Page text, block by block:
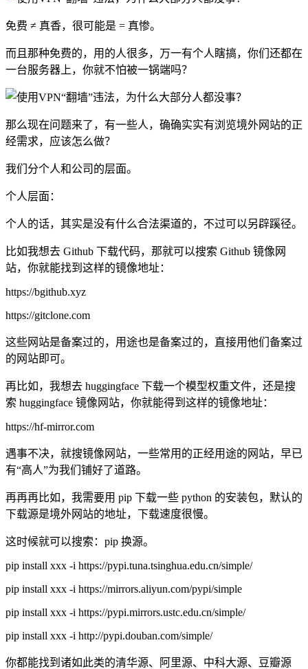
免费 ≠ 真香，很可能是 = 真惨。
而且那种免费的，用的人很多，万一有个人瞎搞，你们还都在
一台服务器上，你就不怕被一锅端吗？
那么现在问题来了，有一些人，确确实实有浏览境外网站的正
经需求，应该怎么做？
我们分个人和公司的层面。
个人层面：
个人的话，其实是没有什么合法渠道的，不过可以另辟蹊径。
比如我想去 Github 下载代码，那就可以搜索 Github 镜像网
站，你就能找到这样的镜像地址：
https://bgithub.xyz
https://gitclone.com
这些网站是备案过的，用途也是备案过的，直接用他们备案过
的网站即可。
再比如，我想去 huggingface 下载一个模型权重文件，还是搜
索 huggingface 镜像网站，你就能得到这样的镜像地址：
https://hf-mirror.com
遇事不决，就搜镜像网站，一些常用的正经用途的网站，早已
有“高人”为我们铺好了道路。
再再再比如，我需要用 pip 下载一些 python 的安装包，默认的
下载源是境外网站的地址，下载速度很慢。
这时候就可以搜索：pip 换源。
pip install xxx -i https://pypi.tuna.tsinghua.edu.cn/simple/
pip install xxx -i https://mirrors.aliyun.com/pypi/simple
pip install xxx -i https://pypi.mirrors.ustc.edu.cn/simple/
pip install xxx -i http://pypi.douban.com/simple/
你都能找到诸如此类的清华源、阿里源、中科大源、豆瓣源